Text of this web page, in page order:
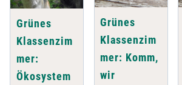
Grünes
Klassenzim
mer:
Ökosystem
Grünes
Klassenzim
mer: Komm,
wir